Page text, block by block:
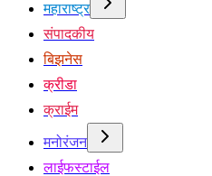
महाराष्ट्र
संपादकीय
बिझनेस
क्रीडा
क्राईम
मनोरंजन
लाईफस्टाईल